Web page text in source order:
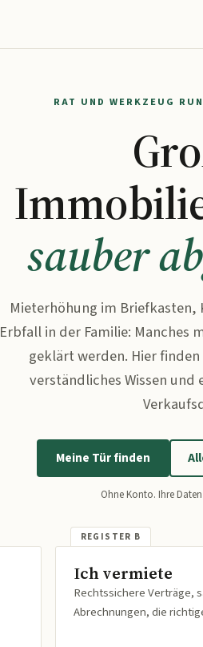
RAT UND WERKZEUG
sauber
Mieterhöhung im
Erbfall in der Familie: Manches
geklärt werden. Hier
verständliches Wissen
Meine Tür finden
Ohne Konto. Ihre
Ich vermiete
Rechtssichere Verträge,
Abrechnungen, die